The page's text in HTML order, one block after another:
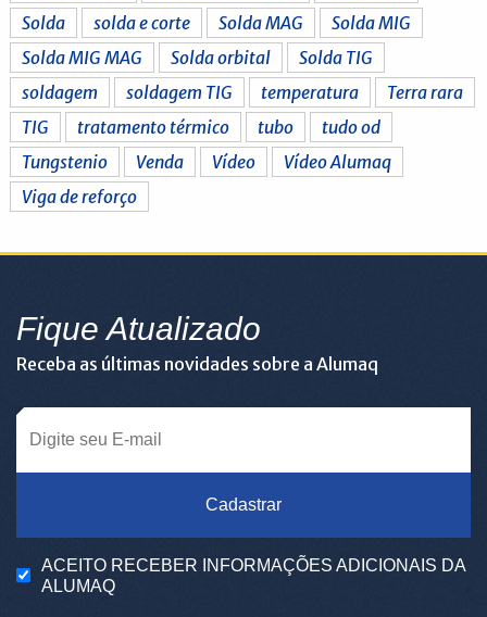
Solda
solda e corte Solda MAG
Solda MIG
Solda MIG MAG
Solda orbital
Solda TIG
soldagem
soldagem TIG temperatura
Terra rara
TIG
tratamento térmico tubo
tudo od
Tungstenio
Venda Vídeo
Vídeo Alumaq
Viga de reforço
Fique Atualizado
Receba as últimas novidades sobre a Alumaq
Cadastrar
ACEITO RECEBER INFORMAÇÕES ADICIONAIS DA
ALUMAQ